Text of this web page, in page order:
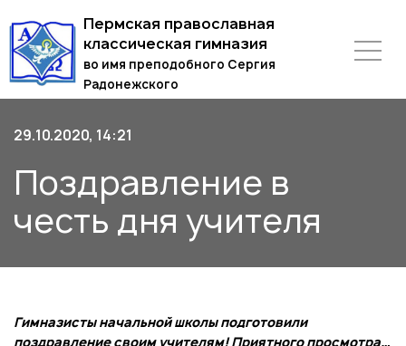
Пермская православная
классическая гимназия
во имя преподобного Сергия
Радонежского
29.10.2020, 14:21
Поздравление в
честь дня учителя
Гимназисты начальной школы подготовили
поздравление своим учителям! Приятного просмотра…